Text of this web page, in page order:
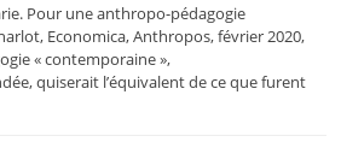
Pour une anthropo-pédagogie
Economica, Anthropos, février 2020,
« contemporaine »,
quiserait l’équivalent de ce que furent